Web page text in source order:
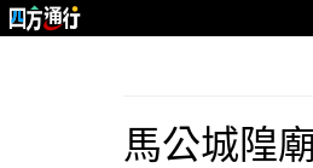
馬公城隍